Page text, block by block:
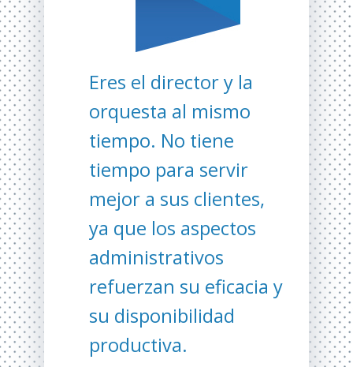
Eres el director y la
orquesta al mismo
tiempo. No tiene
tiempo para servir
mejor a sus clientes,
ya que los aspectos
administrativos
refuerzan su eficacia y
su disponibilidad
productiva.